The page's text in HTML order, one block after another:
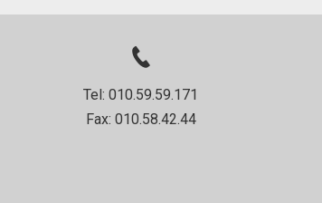
Tel: 010.59.59.171
Fax: 010.58.42.44